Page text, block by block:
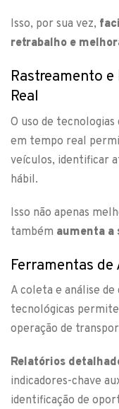
Isso, por sua vez,
retrabalho e
Rastreamento
Real
O uso de
em tempo real
veículos, identificar
hábil.
Isso não apenas
também aumenta a
Ferramentas
A coleta e análise
tecnológicas
operação de
Relatórios
indicadores-chave
identificação de